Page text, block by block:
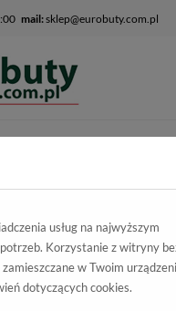
mail:sklep@eurobuty.com.pl
Carinii B3781/N-L43-000-
usług na najwyższym
Korzystanie z witryny
w Twoim
dotyczących cookies.